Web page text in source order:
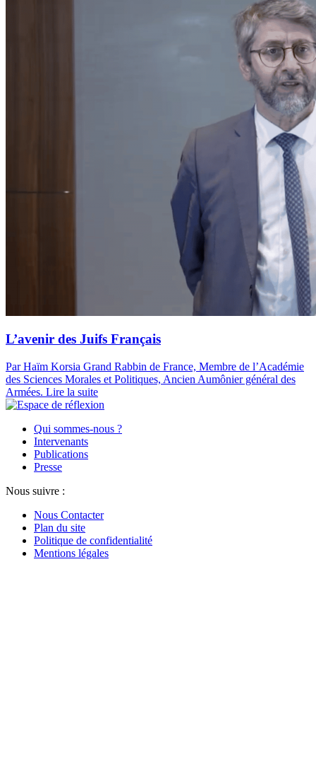
L’avenir des Juifs Français
Par Haïm Korsia Grand Rabbin de France, Membre de l’Académie
des Sciences Morales et Politiques, Ancien Aumônier général des
Armées. Lire la suite
Qui sommes-nous ?
Intervenants
Publications
Presse
Nous suivre :
Nous Contacter
Plan du site
Politique de confidentialité
Mentions légales